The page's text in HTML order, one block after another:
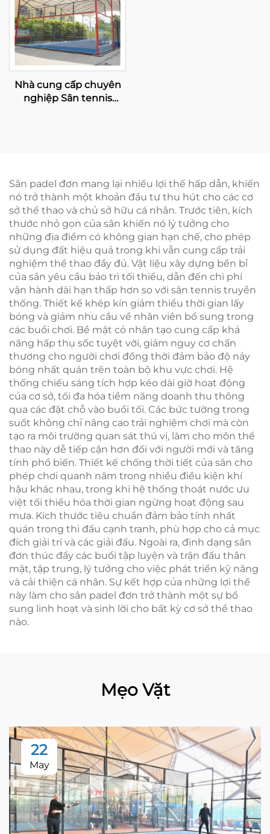
Nhà cung cấp chuyên
nghiệp Sân tennis
Sân padel đơn mang lại nhiều lợi thế hấp dẫn, khiến
nó trở thành một khoản đầu tư thu hút cho các cơ
sở thể thao và chủ sở hữu cá nhân. Trước tiên, kích
thước nhỏ gọn của sân khiến nó lý tưởng cho
những địa điểm có không gian hạn chế, cho phép
sử dụng đất hiệu quả trong khi vẫn cung cấp trải
nghiệm thể thao đầy đủ. Vật liệu xây dựng bền bỉ
của sân yêu cầu bảo trì tối thiểu, dẫn đến chi phí
vận hành dài hạn thấp hơn so với sân tennis truyền
thống. Thiết kế khép kín giảm thiểu thời gian lấy
bóng và giảm nhu cầu về nhân viên bổ sung trong
các buổi chơi. Bề mặt cỏ nhân tạo cung cấp khả
năng hấp thụ sốc tuyệt vời, giảm nguy cơ chấn
thương cho người chơi đồng thời đảm bảo độ nảy
bóng nhất quán trên toàn bộ khu vực chơi. Hệ
thống chiếu sáng tích hợp kéo dài giờ hoạt động
của cơ sở, tối đa hóa tiềm năng doanh thu thông
qua các đặt chỗ vào buổi tối. Các bức tường trong
suốt không chỉ nâng cao trải nghiệm chơi mà còn
tạo ra môi trường quan sát thú vị, làm cho môn thể
thao này dễ tiếp cận hơn đối với người mới và tăng
tính phổ biến. Thiết kế chống thời tiết của sân cho
phép chơi quanh năm trong nhiều điều kiện khí
hậu khác nhau, trong khi hệ thống thoát nước ưu
việt tối thiểu hóa thời gian ngừng hoạt động sau
mưa. Kích thước tiêu chuẩn đảm bảo tính nhất
quán trong thi đấu cạnh tranh, phù hợp cho cả mục
đích giải trí và các giải đấu. Ngoài ra, định dạng sân
đơn thúc đẩy các buổi tập luyện và trận đấu thân
mật, tập trung, lý tưởng cho việc phát triển kỹ năng
và cải thiện cá nhân. Sự kết hợp của những lợi thế
này làm cho sân padel đơn trở thành một sự bổ
sung linh hoạt và sinh lời cho bất kỳ cơ sở thể thao
nào.
Mẹo Vặt
22
May